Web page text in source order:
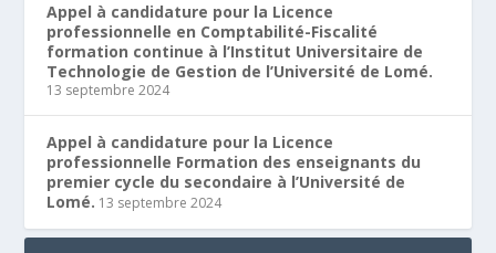
Appel à candidature pour la Licence
professionnelle en Comptabilité-Fiscalité
formation continue à l’Institut Universitaire de
Technologie de Gestion de l’Université de Lomé.
13 septembre 2024
Appel à candidature pour la Licence
professionnelle Formation des enseignants du
premier cycle du secondaire à l’Université de
Lomé. 13 septembre 2024